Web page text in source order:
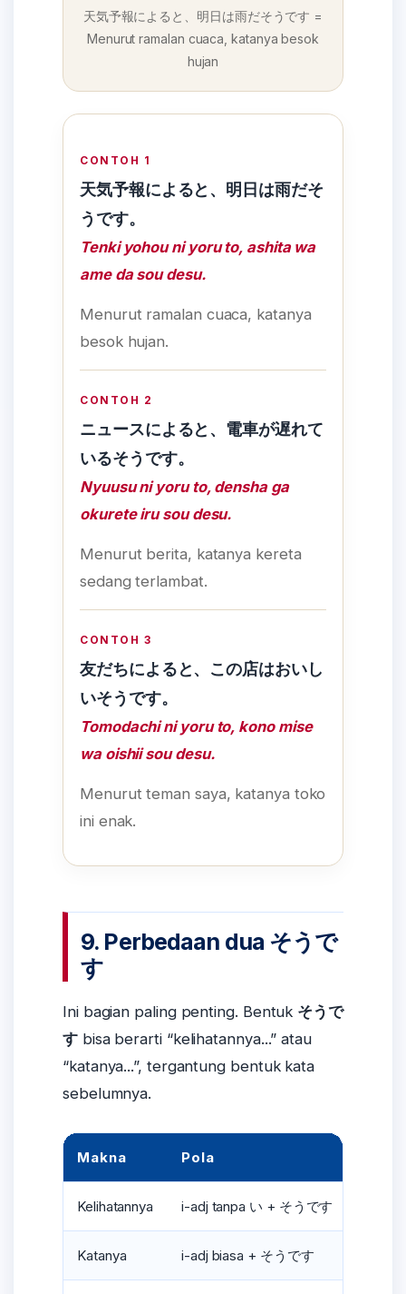
天気予報によると、明日は雨だそうです =
Menurut ramalan cuaca, katanya besok
hujan
CONTOH 1
天気予報によると、明日は雨だそ
うです。
Tenki yohou ni yoru to, ashita wa
ame da sou desu.
Menurut ramalan cuaca, katanya
besok hujan.
CONTOH 2
ニュースによると、電車が遅れて
いるそうです。
Nyuusu ni yoru to, densha ga
okurete iru sou desu.
Menurut berita, katanya kereta
sedang terlambat.
CONTOH 3
友だちによると、この店はおいし
いそうです。
Tomodachi ni yoru to, kono mise
wa oishii sou desu.
Menurut teman saya, katanya toko
ini enak.
9. Perbedaan dua そうで
す
Ini bagian paling penting. Bentuk そうで
すbisa berarti “kelihatannya...” atau
“katanya...”, tergantung bentuk kata
sebelumnya.
Makna Pola
Kelihatannya i-adj tanpa い + そうです
Katanya i-adj biasa + そうです